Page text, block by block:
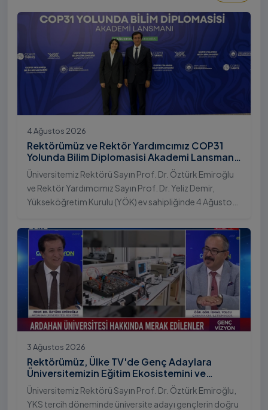
4 Ağustos 2026
Rektörümüz ve Rektör Yardımcımız COP31
Yolunda Bilim Diplomasisi Akademi Lansmanı
Toplantısına Katıldı
Üniversitemiz Rektörü Sayın Prof. Dr. Öztürk Emiroğlu
ve Rektör Yardımcımız Sayın Prof. Dr. Yeliz Demir,
Yükseköğretim Kurulu (YÖK) ev sahipliğinde 4 Ağustos
Bilim Diplomasisi: Akademi Lansmanı” programına
katıldı.
3 Ağustos 2026
Rektörümüz, Ülke TV'de Genç Adaylara
Üniversitemizin Eğitim Ekosistemini ve
Sunduğu Nitelikli İmkânları Anlattı
Üniversitemiz Rektörü Sayın Prof. Dr. Öztürk Emiroğlu,
YKS tercih döneminde üniversite adayı gençlerin doğru